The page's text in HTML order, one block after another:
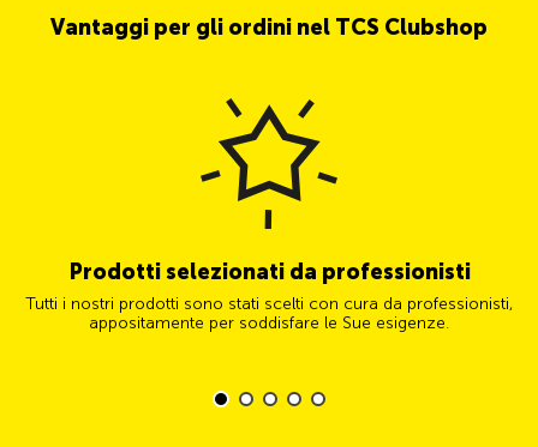
Vantaggi per gli ordini nel TCS Clubshop
Prodotti selezionati da professionisti
Tutti i nostri prodotti sono stati scelti con cura da professionisti,
appositamente per soddisfare le Sue esigenze.